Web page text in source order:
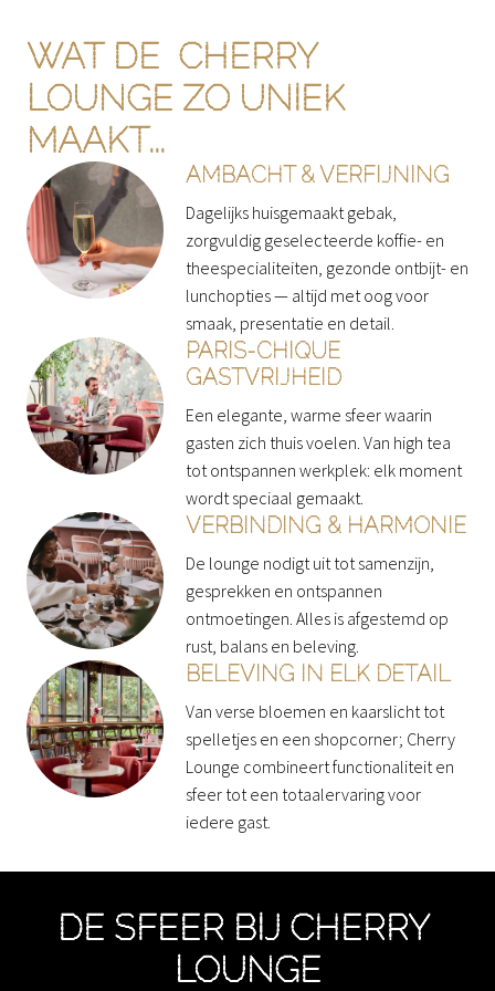
WAT DE  CHERRY
LOUNGE ZO UNIEK
MAAKT...
AMBACHT & VERFIJNING
Dagelijks huisgemaakt gebak,
zorgvuldig geselecteerde koffie- en
theespecialiteiten, gezonde ontbijt- en
lunchopties — altijd met oog voor
smaak, presentatie en detail.
PARIS-CHIQUE
GASTVRIJHEID
Een elegante, warme sfeer waarin
gasten zich thuis voelen. Van high tea
tot ontspannen werkplek: elk moment
wordt speciaal gemaakt.
VERBINDING & HARMONIE
De lounge nodigt uit tot samenzijn,
gesprekken en ontspannen
ontmoetingen. Alles is afgestemd op
rust, balans en beleving.
BELEVING IN ELK DETAIL
Van verse bloemen en kaarslicht tot
spelletjes en een shopcorner; Cherry
Lounge combineert functionaliteit en
sfeer tot een totaalervaring voor
iedere gast.
DE SFEER BIJ CHERRY
LOUNGE